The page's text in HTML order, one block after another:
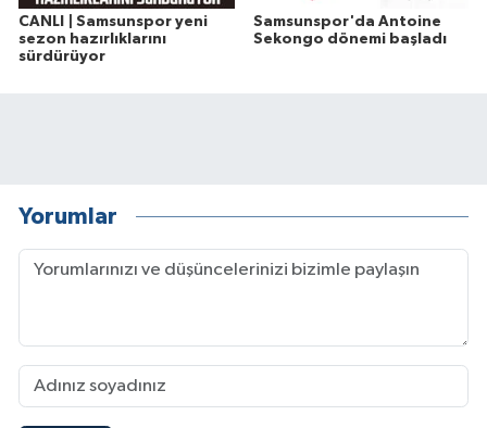
CANLI | Samsunspor yeni
sezon hazırlıklarını
sürdürüyor
Samsunspor'da Antoine
Sekongo dönemi başladı
Yorumlar